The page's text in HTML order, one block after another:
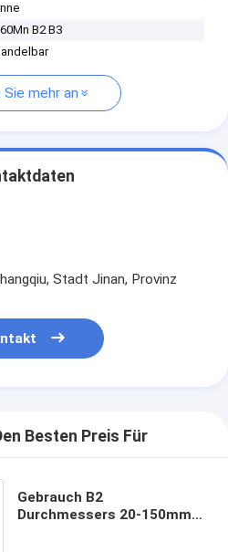
B2 B3
Sie mehr an
Stadt Jinan, Provinz
Besten Preis Für
Gebrauch B2
Durchmessers 20-150mm